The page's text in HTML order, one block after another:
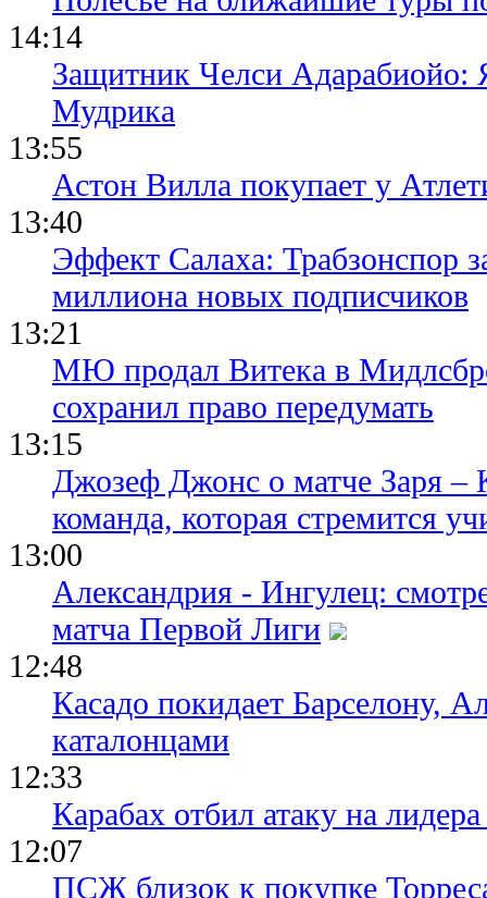
14:14
Защитник Челси Адарабиойо:
Мудрика
13:55
Астон Вилла покупает у
13:40
Эффект Салаха: Трабзонспор
миллиона новых подписчиков
13:21
МЮ продал Витека в
сохранил право передумать
13:15
Джозеф Джонс о матче Заря
команда, которая стремится
13:00
Александрия - Ингулец:
матча Первой Лиги
12:48
Касадо покидает Барселону,
каталонцами
12:33
Карабах отбил атаку на
12:07
ПСЖ близок к покупке